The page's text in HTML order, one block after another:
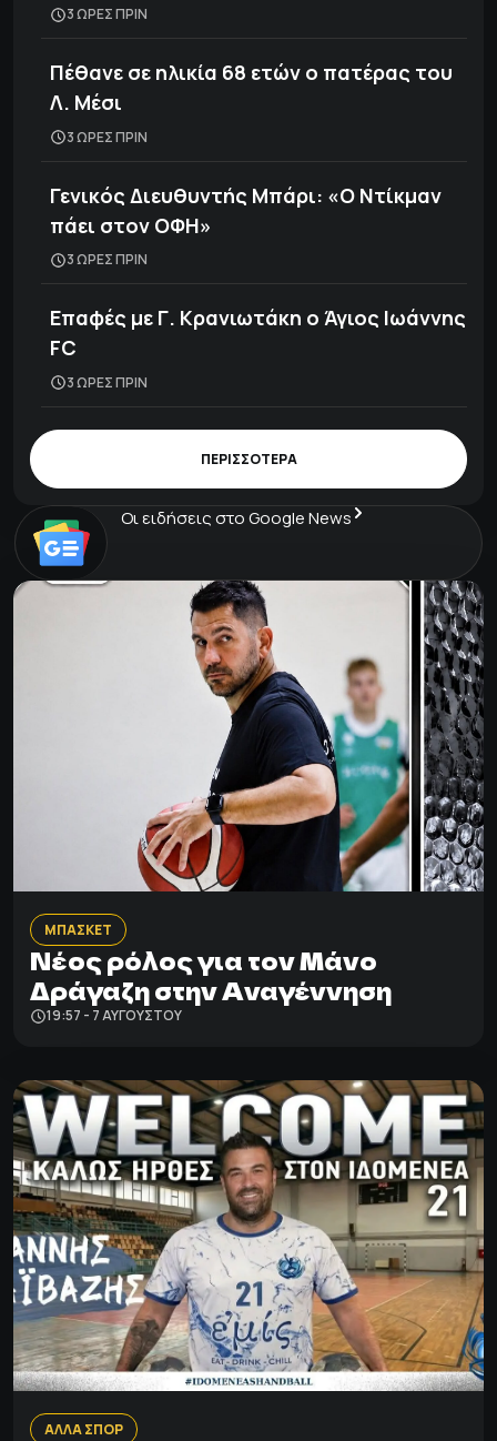
3 ΩΡΕΣ ΠΡΙΝ
Πέθανε σε ηλικία 68 ετών ο πατέρας του
Λ. Μέσι
3 ΩΡΕΣ ΠΡΙΝ
Γενικός Διευθυντής Μπάρι: «Ο Ντίκμαν
πάει στον ΟΦΗ»
3 ΩΡΕΣ ΠΡΙΝ
Επαφές με Γ. Κρανιωτάκη ο Άγιος Ιωάννης
FC
3 ΩΡΕΣ ΠΡΙΝ
ΠΕΡΙΣΣΟΤΕΡΑ
Οι ειδήσεις στο Google News
ΜΠΑΣΚΕΤ
Νέος ρόλος για τον Μάνο
Δράγαζη στην Αναγέννηση
19:57 - 7 ΑΥΓΟΎΣΤΟΥ
ΑΛΛΑ ΣΠΟΡ